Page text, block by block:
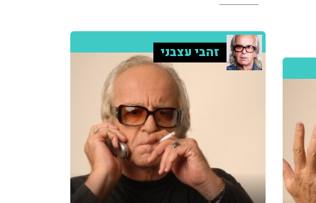
זהבי עצבני